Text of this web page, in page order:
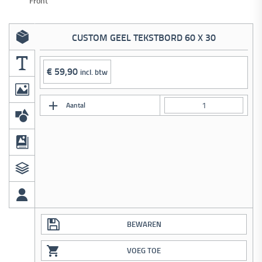
CUSTOM GEEL TEKSTBORD 60 X 30
€ 59,90 incl. btw
Aantal
BEWAREN
VOEG TOE